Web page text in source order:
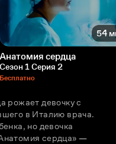
54
Анатомия сердца
Сезон 1 Серия 2
Бесплатно
рожает девочку с
в Италию врача.
но девочка
сердца» —